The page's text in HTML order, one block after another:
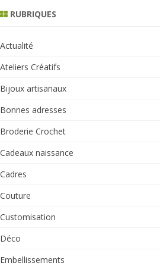
RUBRIQUES
Actualité
Ateliers Créatifs
Bijoux artisanaux
Bonnes adresses
Broderie Crochet
Cadeaux naissance
Cadres
Couture
Customisation
Déco
Embellissements